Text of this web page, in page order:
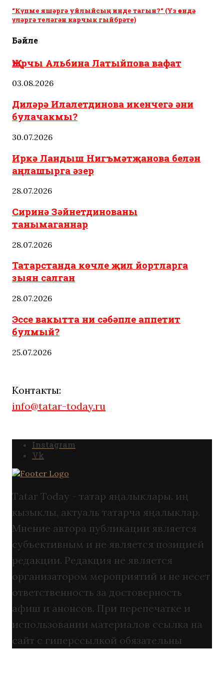
“Күпме яшәргә уйлыйсың инде тагын?“ (Үз өендә
үләргә теләгән карчык гыйбрәте)
Бәйле
Җырчы Альбина Латыйпова вафат
03.08.2026
Диләрә Илалетдинова икенчегә әни
булачакмы?
30.07.2026
Иркә Ландыш Нигъмәтҗанова белән
аңлашырга әзер
28.07.2026
Сиринә Зәйнетдинованы
танымаганнар
28.07.2026
Татарстанда көчле җил йортларга
зыян салган
28.07.2026
Эссе вакытта ни сәбәпле аппетит
булмый?
25.07.2026
Контакты:
info@tatar-today.ru
Instagram
Vk
Tatar Today - татар яңалыклары. иң
кызыклы, актуаль татарча яңалыклар.
Мнение автора публикации является
субъективным и не является позицией
редакции. Редакция не является
организатором мероприятий и не несет
ответственность за достоверность
афиш и анонсов. При перепечатке и
использовании материалов ссылка на
сайт с гиперссылкой обязательны